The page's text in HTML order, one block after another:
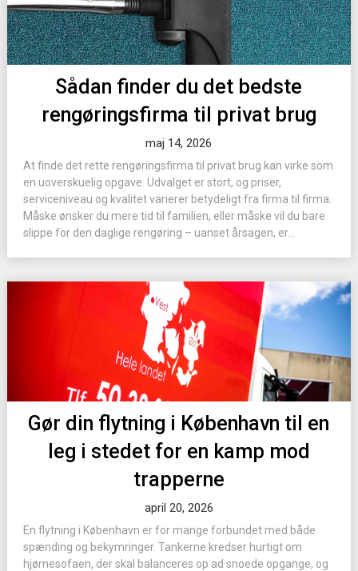
Sådan finder du det bedste
rengøringsfirma til privat brug
maj 14, 2026
At finde det rette rengøringsfirma til privat brug kan virke som
en uoverskuelig opgave. Udvalget er stort, og priser,
serviceniveau og kvalitet varierer betydeligt fra firma til firma.
Måske ønsker du mere tid til familien, eller måske vil du bare
slippe for den daglige rengøring – uanset årsagen, er...
Gør din flytning i København til en
leg i stedet for en kamp mod
trapperne
april 20, 2026
En flytning i København er for mange forbundet med både
spænding og bekymringer. Tankerne kredser hurtigt om
hjørnesofaen, der skal balanceres op ad snoede opgange, og